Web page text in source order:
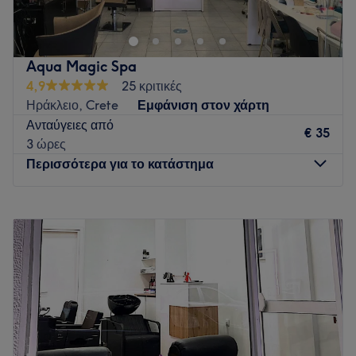
εξατομικευμένες θεραπείες
ενυδάτωσης,αναδόμησης,λάμψης,επανόρθωσης και scalp
therapy(τριχόπτωση,ξηροδερμία,πιτυρίδα κ.α) σε
συνδυασμό με επαγγελματικό styling και συμβουλές
περιποίησης.Στόχος μας είναι κάθε επίσκεψη να αποτελεί
εμπειρία χαλάρωσης και αναζωογόνησης.
Aqua Magic Spa
4,9
25 κριτικές
Ηράκλειο, Crete
Εμφάνιση στον χάρτη
Ανταύγειες από
3 ώρες
€ 35
Περισσότερα για το κατάστημα
Τρίτη
10:00
21:30
Τετάρτη
10:00
21:30
Πέμπτη
10:00
21:30
Παρασκευή
10:00 –21:30
Σάββατο
10:00–21:30
Κυριακή
12:00